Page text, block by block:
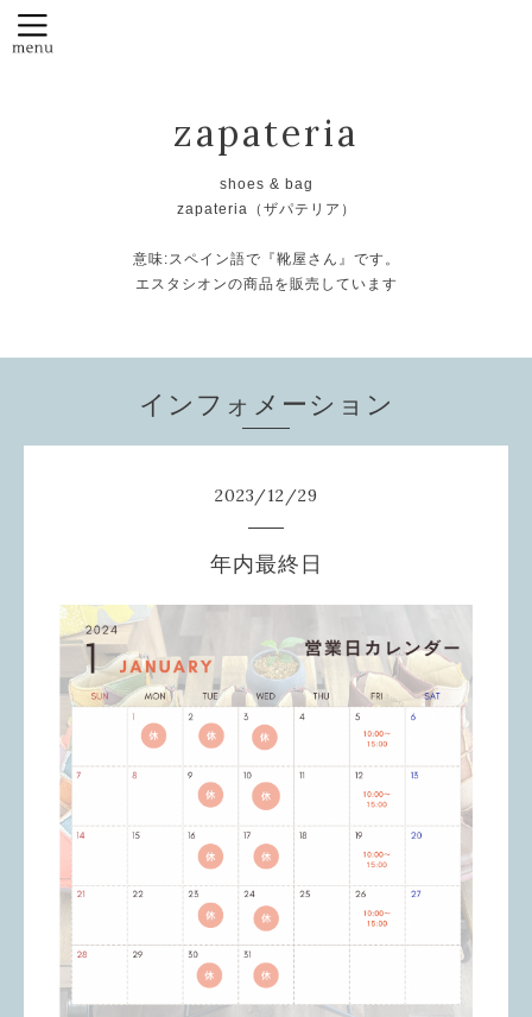
zapateria
shoes & bag
zapateria（ザパテリア）
意味:スペイン語で『靴屋さん』です。
エスタシオンの商品を販売しています
インフォメーション
2023/12/29
年内最終日